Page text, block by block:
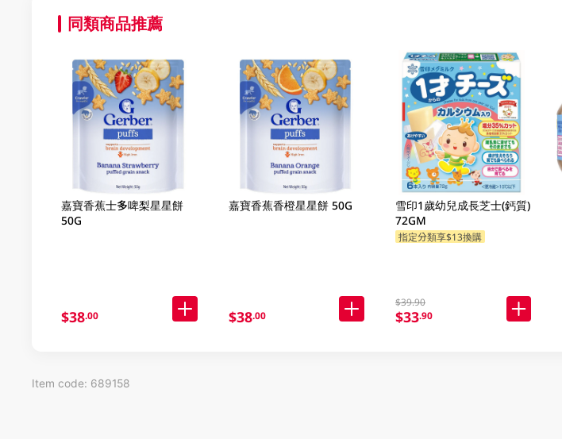
同類商品推薦
嘉寶香蕉士多啤梨星星餅
50G
$38.00
嘉寶香蕉香橙星星餅 50G
$38.00
雪印1歲幼兒成長芝士(鈣質)
72GM
指定分類享$13換購
$39.90
$33.90
Item code: 689158